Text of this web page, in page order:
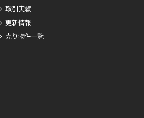
取引実績
更新情報
売り物件一覧